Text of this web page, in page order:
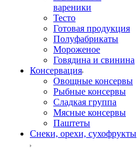
вареники
Тесто
Готовая продукция
Полуфабрикаты
Мороженое
Говядина и свинина
Консервация
Овощные консервы
Рыбные консервы
Сладкая группа
Мясные консервы
Паштеты
Снеки, орехи, сухофрукты